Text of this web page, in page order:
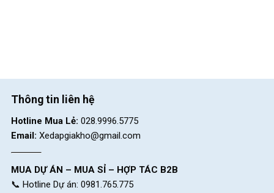
Thông tin liên hệ
Hotline Mua Lẻ: 028.9996.5775
Email: Xedapgiakho@gmail.com
MUA DỰ ÁN – MUA SỈ – HỢP TÁC B2B
📞 Hotline Dự án: 0981.765.775